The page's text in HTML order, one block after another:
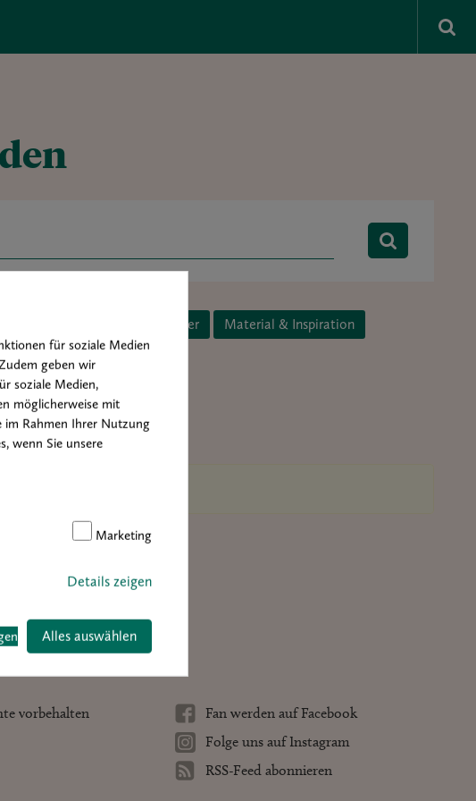
für soziale Medien
geben wir
soziale Medien,
möglicherweise mit
im Rahmen Ihrer Nutzung
wenn Sie unsere
Marketing
Details zeigen
Alles auswählen
Kunst & Künstler
Material & Inspiration
vorbehalten
Fan werden auf Facebook
Folge uns auf Instagram
RSS-Feed abonnieren